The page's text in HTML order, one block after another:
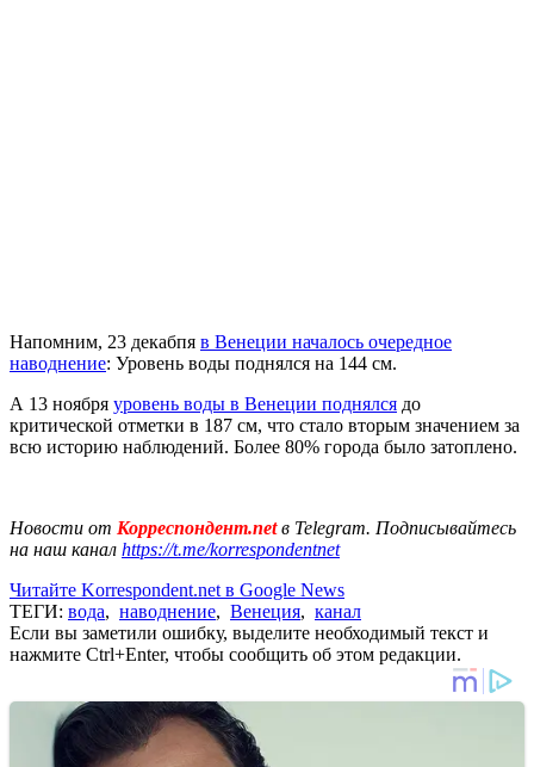
Напомним, 23 декабпя в Венеции началось очередное
наводнение: Уровень воды поднялся на 144 см.
А 13 ноября уровень воды в Венеции поднялся до
критической отметки в 187 см, что стало вторым значением за
всю историю наблюдений. Более 80% города было затоплено.
Новости от Корреспондент.netв Telegram. Подписывайтесь
на наш канал https://t.me/korrespondentnet
Читайте Korrespondent.net в Google News
ТЕГИ: вода, наводнение, Венеция, канал
Если вы заметили ошибку, выделите необходимый текст и
нажмите Ctrl+Enter, чтобы сообщить об этом редакции.